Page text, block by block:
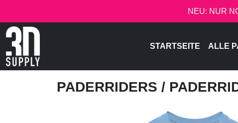
NEU: NUR
STARTSEITE ALLE
PADERRIDERS /